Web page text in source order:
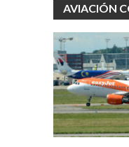
AVIACIÓN